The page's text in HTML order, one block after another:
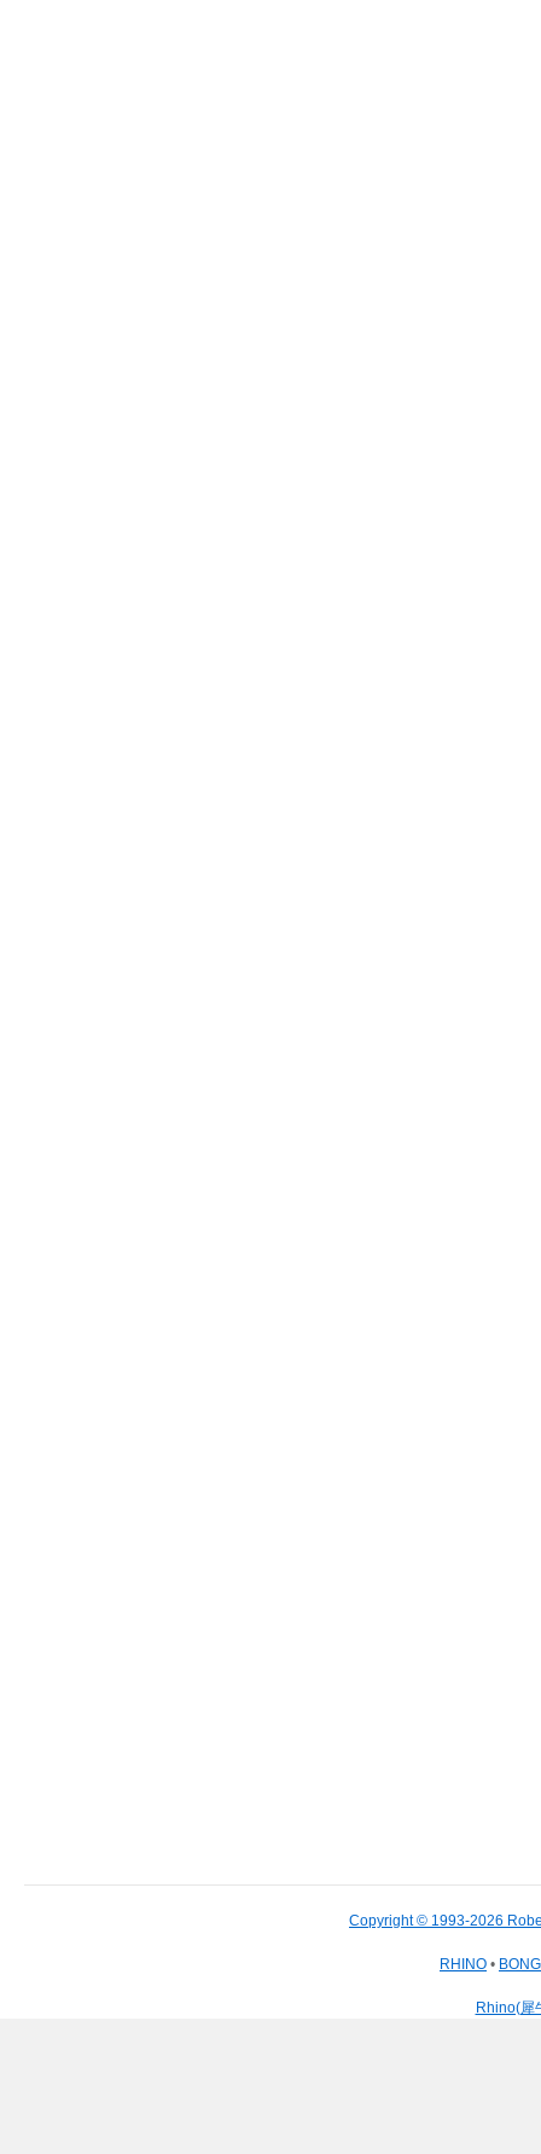
Copyright © 1993-2026
RHINO •
Rhino(犀